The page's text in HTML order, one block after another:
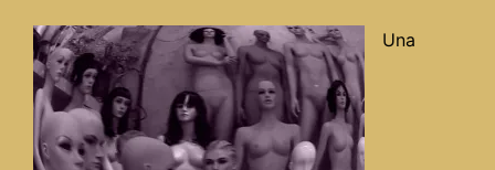
rim»
en
Alegrame
día
Una